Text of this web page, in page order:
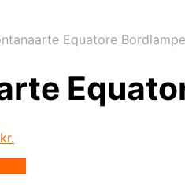
Equatore
kr.